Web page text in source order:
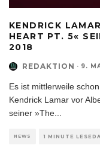
KENDRICK
HEART PT. 5«
2018
REDAKTION · 9.
Es ist mittlerweile
Kendrick Lamar vor
seiner »The...
NEWS 1 MINUTE